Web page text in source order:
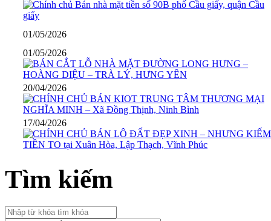
01/05/2026
01/05/2026
20/04/2026
17/04/2026
Tìm kiếm